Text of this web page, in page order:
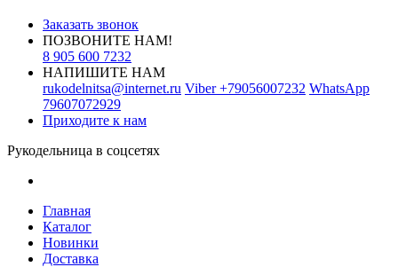
Заказать звонок
ПОЗВОНИТЕ НАМ!
8 905 600 7232
НАПИШИТЕ НАМ
rukodelnitsa@internet.ru Viber+79056007232 WhatsApp
79607072929
Приходите к нам
Рукодельница в соцсетях
Главная
Каталог
Новинки
Доставка